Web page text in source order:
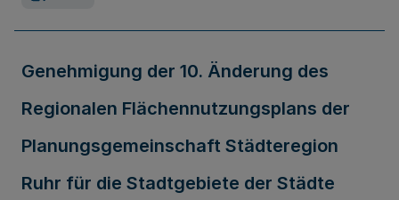
Genehmigung der 10. Änderung des
Regionalen Flächennutzungsplans der
Planungsgemeinschaft Städteregion
Ruhr für die Stadtgebiete der Städte